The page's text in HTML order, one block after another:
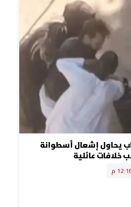
يحاول إشعال أسطوانة
خلافات عائلية